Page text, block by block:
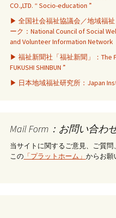
CO.,LTD. “ Socio-education ”
▶ 全国社会福祉協議会／地域福
ーク：National Council of Social
and Volunteer Information Network
▶ 福祉新聞社「福祉新聞」：The
FUKUSHI SHINBUN ”
▶ 日本地域福祉研究所：Japan
Mail Form：お問い合わ
当サイトに関するご意見、ご質問
この 「プラットホーム」 からお願